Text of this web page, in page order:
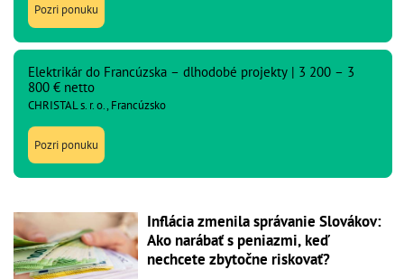
Pozri ponuku
Elektrikár do Francúzska – dlhodobé projekty | 3 200 – 3
800 € netto
CHRISTAL s. r. o., Francúzsko
Pozri ponuku
Inflácia zmenila správanie Slovákov:
Ako narábať s peniazmi, keď
nechcete zbytočne riskovať?